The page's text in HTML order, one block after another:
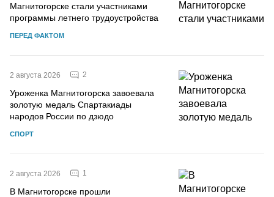
Магнитогорске стали участниками
программы летнего трудоустройства
ПЕРЕД ФАКТОМ
2 августа 2026 2
Уроженка Магнитогорска завоевала
золотую медаль Спартакиады
народов России по дзюдо
СПОРТ
2 августа 2026 1
В Магнитогорске прошли